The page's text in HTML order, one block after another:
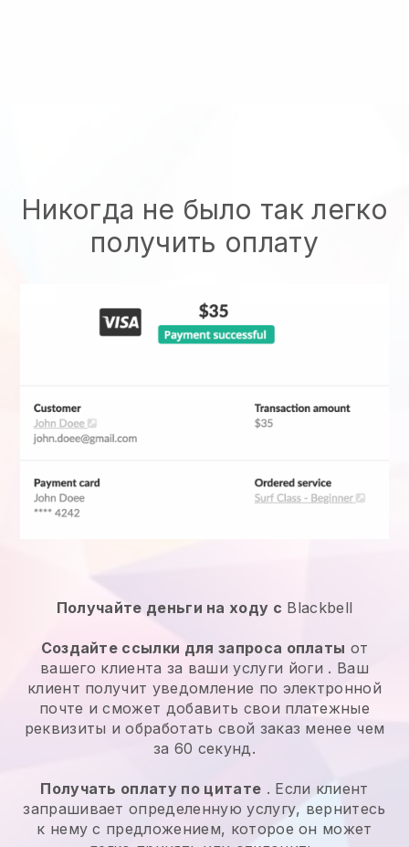
Никогда не было так легко
получить оплату
Получайте деньги на ходу с Blackbell
Создайте ссылки для запроса оплаты от
вашего клиента за вашиуслуги йоги . Ваш
клиент получит уведомление по электронной
почте и сможет добавить свои платежные
реквизиты и обработать свой заказ менее чем
за 60 секунд.
Получать оплату по цитате . Если клиент
запрашивает определенную услугу, вернитесь
к нему с предложением, которое он может